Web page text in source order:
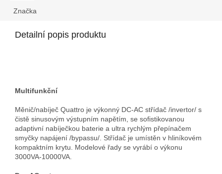
Značka
Detailní popis produktu
Multifunkční
Měnič/nabíječ Quattro je výkonný DC-AC střídač /invertor/ s
čistě sinusovým výstupním napětím, se sofistikovanou
adaptivní nabíječkou baterie a ultra rychlým přepínačem
smyčky napájení /bypassu/. Střídač je umístěn v hliníkovém
kompaktním krytu. Modelové řady se vyrábí o výkonu
3000VA-10000VA.